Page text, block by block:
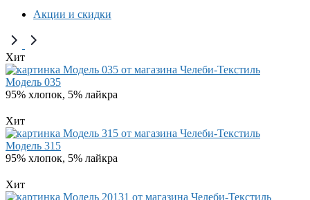
Акции и скидки
Хит
Модель 035
95% хлопок, 5% лайкра
Хит
Модель 315
95% хлопок, 5% лайкра
Хит